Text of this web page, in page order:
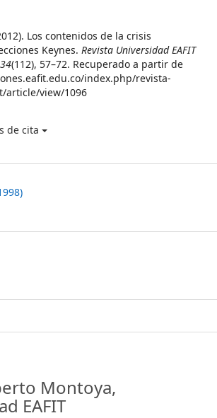
Los contenidos de la crisis
Keynes. Revista Universidad EAFIT
34(112), 57–72. Recuperado a partir de
index.php/revista-
article/view/1096
de cita
Montoya,
EAFIT